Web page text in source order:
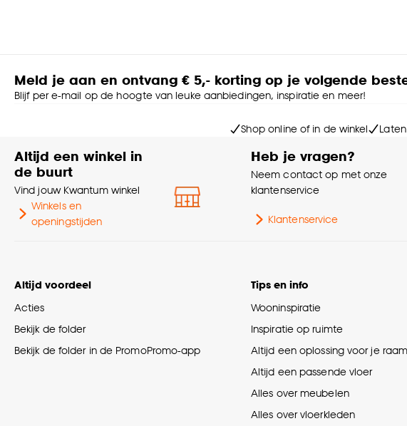
Meld je aan en ontvang € 5,- korting op je volgende
Blijf per e-mail op de hoogte van leuke aanbiedingen, inspiratie en meer!
Shop online of in de winkel
Altijd een winkel in
de buurt
Vind jouw Kwantum winkel
Winkels en
openingstijden
Heb je vragen?
Neem contact op met onze
klantenservice
Klantenservice
Altijd voordeel
Acties
Bekijk de folder
Bekijk de folder in de PromoPromo-app
Tips en info
Wooninspiratie
Inspiratie op ruimte
Altijd een oplossing voor je raam
Altijd een passende vloer
Alles over meubelen
Alles over vloerkleden